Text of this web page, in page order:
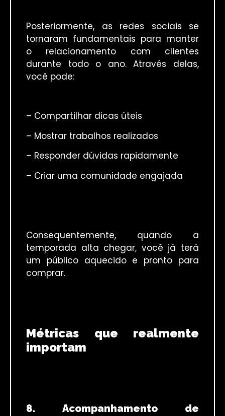
Posteriormente, as redes sociais se
tornaram fundamentais para manter
o relacionamento com clientes
durante todo o ano. Através delas,
você pode:
– Compartilhar dicas úteis
– Mostrar trabalhos realizados
– Responder dúvidas rapidamente
– Criar uma comunidade engajada
Consequentemente, quando a
temporada alta chegar, você já terá
um público aquecido e pronto para
comprar.
Métricas que realmente
importam
8. Acompanhamento de